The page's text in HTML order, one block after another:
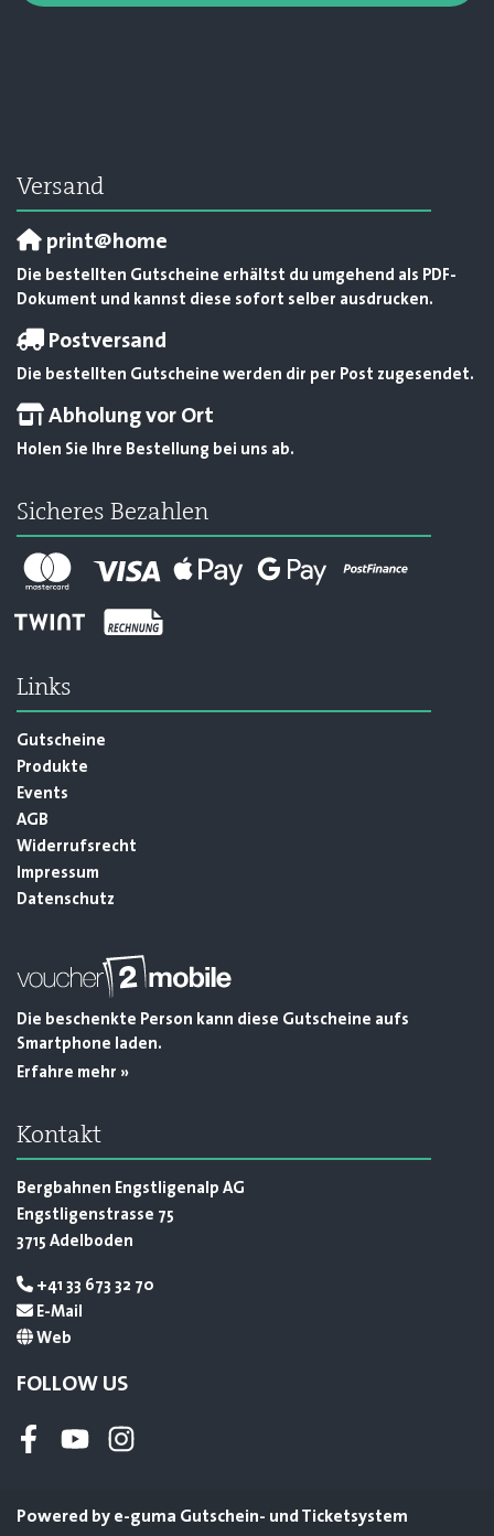
Versand
print@home
Die bestellten Gutscheine erhältst du umgehend als PDF-
Dokument und kannst diese sofort selber ausdrucken.
Postversand
Die bestellten Gutscheine werden dir per Post zugesendet.
Abholung vor Ort
Holen Sie Ihre Bestellung bei uns ab.
Sicheres Bezahlen
Links
Gutscheine
Produkte
Events
AGB
Widerrufsrecht
Impressum
Datenschutz
Die beschenkte Person kann diese Gutscheine aufs
Smartphone laden.
Erfahre mehr »
Kontakt
Bergbahnen Engstligenalp AG
Engstligenstrasse 75
3715 Adelboden
+41 33 673 32 70
E-Mail
Web
FOLLOW US
FacebookYoutubeInstagram
Powered by e-guma Gutschein- und Ticketsystem